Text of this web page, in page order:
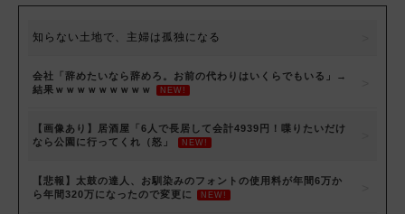
知らない土地で、主婦は孤独になる
会社「辞めたいなら辞めろ。お前の代わりはいくらでもいる」→
結果ｗｗｗｗｗｗｗｗｗ
NEW!
【画像あり】居酒屋「6人で長居して会計4939円！喋りたいだけ
なら公園に行ってくれ（怒」
NEW!
【悲報】太鼓の達人、お馴染みのフォントの使用料が年間6万か
ら年間320万になったので変更に
NEW!